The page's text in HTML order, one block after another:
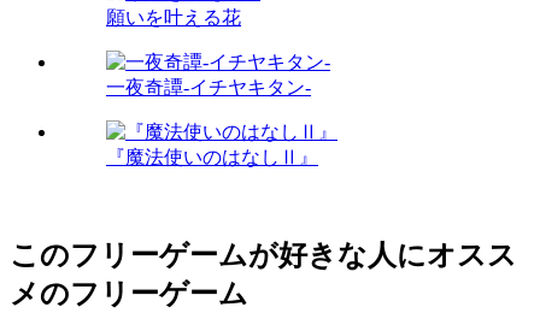
願いを叶える花
一夜奇譚-イチヤキタン-
『魔法使いのはなしⅡ』
このフリーゲームが好きな人にオスス
メのフリーゲーム